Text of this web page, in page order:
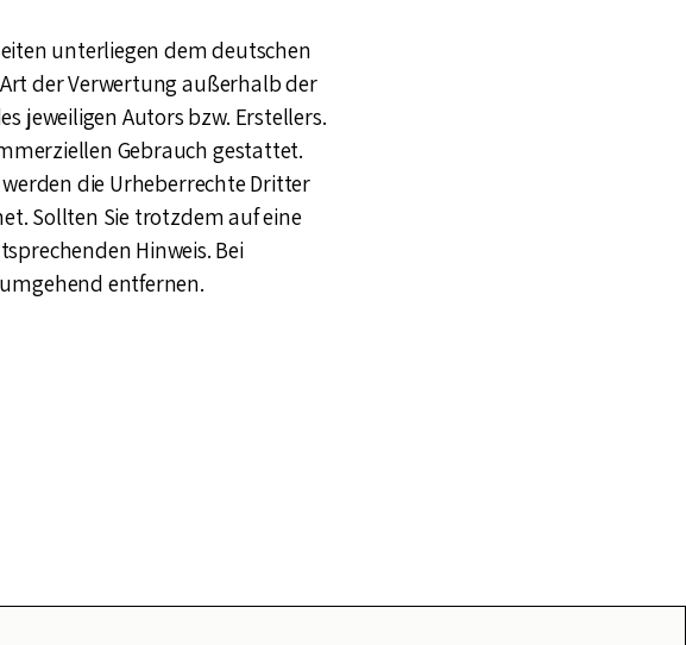
unterliegen dem deutschen
der Verwertung außerhalb der
jeweiligen Autors bzw. Erstellers.
Gebrauch gestattet.
die Urheberrechte Dritter
Sollten Sie trotzdem auf eine
Hinweis. Bei
entfernen.